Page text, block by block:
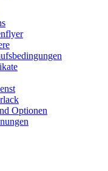
Optionen